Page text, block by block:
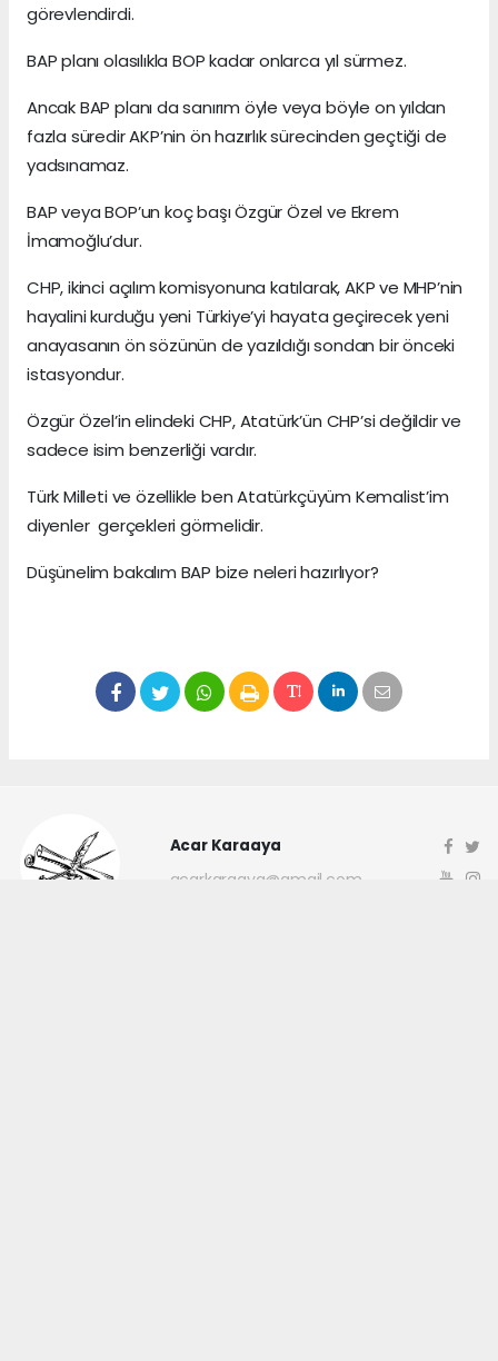
görevlendirdi.
BAP planı olasılıkla BOP kadar onlarca yıl sürmez.
Ancak BAP planı da sanırım öyle veya böyle on yıldan
fazla süredir AKP’nin ön hazırlık sürecinden geçtiği de
yadsınamaz.
BAP veya BOP’un koç başı Özgür Özel ve Ekrem
İmamoğlu’dur.
CHP, ikinci açılım komisyonuna katılarak, AKP ve MHP’nin
hayalini kurduğu yeni Türkiye’yi hayata geçirecek yeni
anayasanın ön sözünün de yazıldığı sondan bir önceki
istasyondur.
Özgür Özel’in elindeki CHP, Atatürk’ün CHP’si değildir ve
sadece isim benzerliği vardır.
Türk Milleti ve özellikle ben Atatürkçüyüm Kemalist’im
diyenler gerçekleri görmelidir.
Düşünelim bakalım BAP bize neleri hazırlıyor?
Acar Karaaya
acarkaraaya@gmail.com